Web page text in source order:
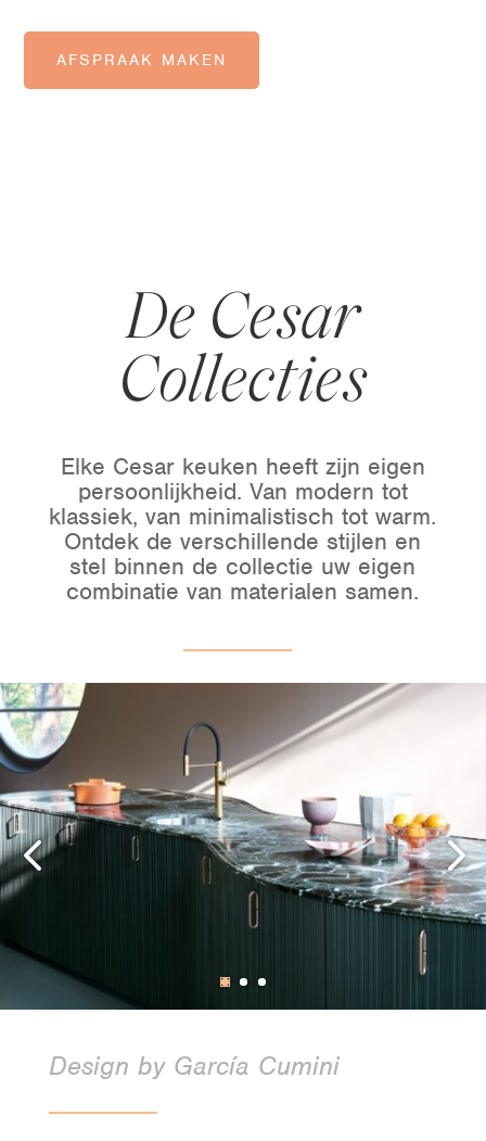
AFSPRAAK MAKEN
De Cesar
Collecties
Elke Cesar keuken heeft zijn eigen
persoonlijkheid. Van modern tot
klassiek, van minimalistisch tot warm.
Ontdek de verschillende stijlen en
stel binnen de collectie uw eigen
combinatie van materialen samen.
Design by García Cumini